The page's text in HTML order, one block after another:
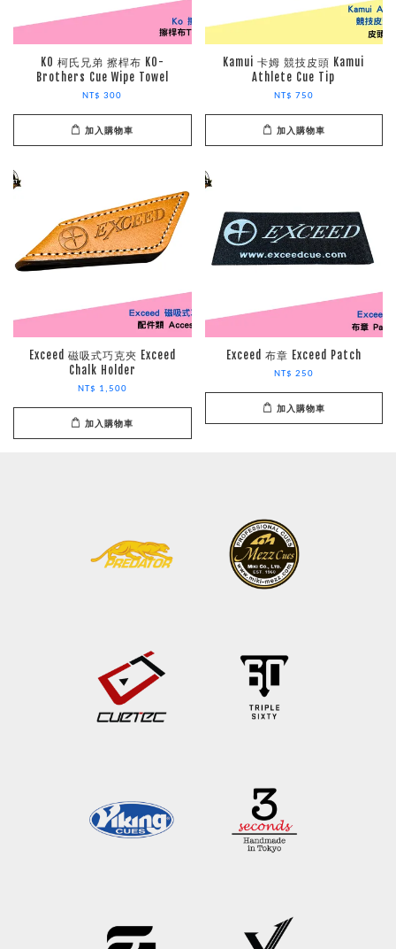
KO 柯氏兄弟 擦桿布 KO-
Brothers Cue Wipe Towel
NT$ 300
加入購物車
Kamui 卡姆 競技皮頭 Kamui
Athlete Cue Tip
NT$ 750
加入購物車
Exceed 磁吸式巧克夾 Exceed
Chalk Holder
NT$ 1,500
加入購物車
Exceed 布章 Exceed Patch
NT$ 250
加入購物車